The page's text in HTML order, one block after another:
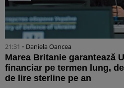
21:31 • Daniela Oancea
Marea Britanie garantează
financiar pe termen lung,
de lire sterline pe an